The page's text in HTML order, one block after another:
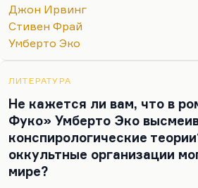
Джон Ирвинг
Стивен Фрай
Умберто Эко
ЛИТЕРАТУРА
Не кажется ли вам, что в
Фуко» Умберто Эко
конспирологические
оккультные организации
мире?